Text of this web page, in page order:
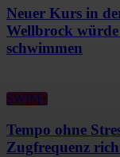
Neuer Kurs in
Wellbrock
schwimmen
SWIM+
Tempo ohne
Zugfrequenz